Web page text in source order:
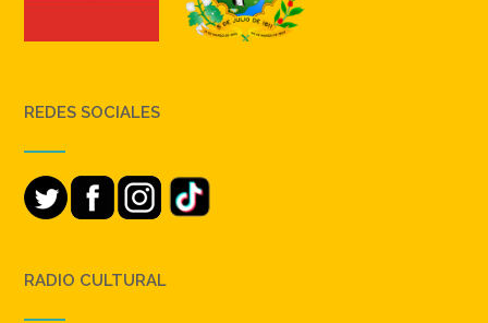
REDES SOCIALES
RADIO CULTURAL